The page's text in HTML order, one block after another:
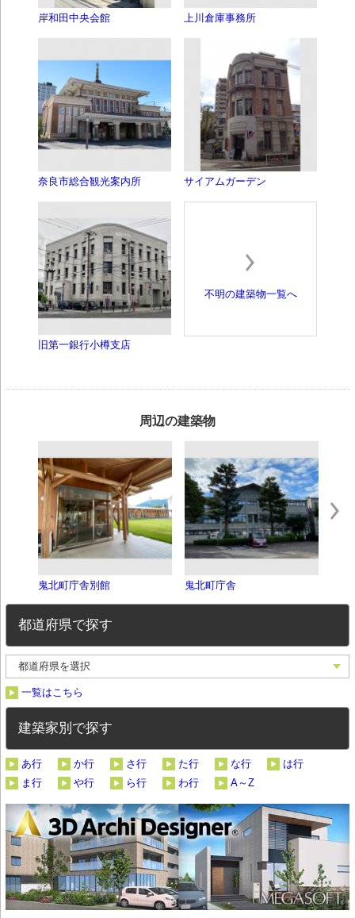
岸和田中央会館 上川倉庫事務所
奈良市総合観光案内所 サイアムガーデン
旧第一銀行小樽支店
不明の建築物一覧へ
周辺の建築物
鬼北町庁舎別館 鬼北町庁舎
都道府県で探す
一覧はこちら
建築家別で探す
あ行 か行 さ行 た行 な行
は行
ま行
や行 ら行 わ行 A～Z